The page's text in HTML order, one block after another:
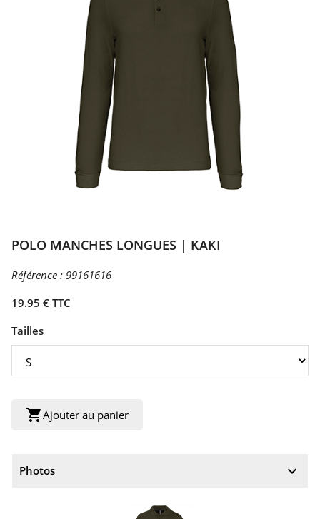
POLO MANCHES LONGUES | KAKI
Référence : 99161616
19.95 € TTC
Tailles
shopping_cartAjouter au panier
Photos keyboard_arrow_down